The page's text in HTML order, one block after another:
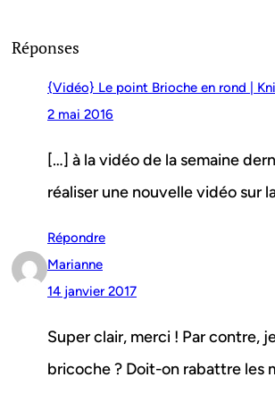
Réponses
{Vidéo} Le point Brioche en rond |
2 mai 2016
[…] à la vidéo de la semaine
réaliser une nouvelle vidéo sur
Répondre
Marianne
14 janvier 2017
Super clair, merci ! Par contre,
bricoche ? Doit-on rabattre les